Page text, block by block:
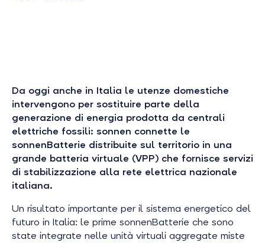
Da oggi anche in Italia le utenze domestiche
intervengono per sostituire parte della
generazione di energia prodotta da centrali
elettriche fossili: sonnen connette le
sonnenBatterie distribuite sul territorio in una
grande batteria virtuale (VPP) che fornisce servizi
di stabilizzazione alla rete elettrica nazionale
italiana.
Un risultato importante per il sistema energetico del
futuro in Italia: le prime sonnenBatterie che sono
state integrate nelle unità virtuali aggregate miste